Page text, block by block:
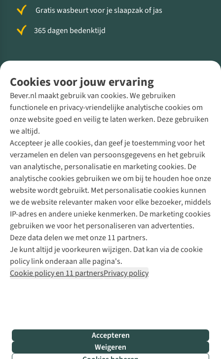
Cookies voor jouw ervaring
Bever.nl maakt gebruik van cookies. We gebruiken
functionele en privacy-vriendelijke analytische cookies om
onze website goed en veilig te laten werken. Deze gebruiken
we altijd.
Accepteer je alle cookies, dan geef je toestemming voor het
verzamelen en delen van persoonsgegevens en het gebruik
van analytische, personalisatie en marketing cookies. De
analytische cookies gebruiken we om bij te houden hoe onze
website wordt gebruikt. Met personalisatie cookies kunnen
we de website relevanter maken voor elke bezoeker, middels
IP-adres en andere unieke kenmerken. De marketing cookies
gebruiken we voor het personaliseren van advertenties.
Deze data delen we met onze 11 partners.
Je kunt altijd je voorkeuren wijzigen. Dat kan via de cookie
policy link onderaan alle pagina's.
Cookie policy en 11 partnersPrivacy policy
Accepteren
Weigeren
Gratis wasbeurt voor je slaapzak of jas
365 dagen bedenktijd
Direct advies van een Buitenexpert
+31 (0)85 888 50 88
+31 6 12 28 49 80
Contactformulier
Bever
B.V.